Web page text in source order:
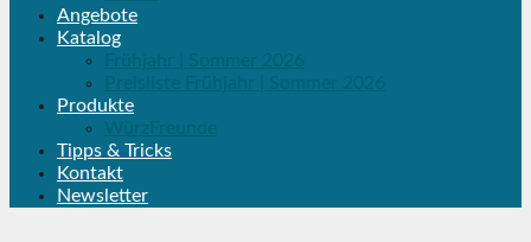
Angebote
Katalog
Produkte
Tipps & Tricks
Kontakt
Newsletter